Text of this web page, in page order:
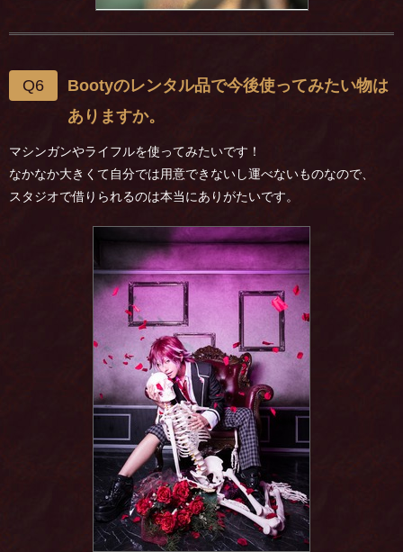
Q6
Bootyのレンタル品で今後使ってみたい物は
ありますか。
マシンガンやライフルを使ってみたいです！
なかなか大きくて自分では用意できないし運べないものなので、
スタジオで借りられるのは本当にありがたいです。